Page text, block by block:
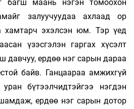
багш маань нэгэн томоохон
за­луучуудаа ахлаад ор
хам­тарч эхэлсэн юм. Тэр үед
үзэсгэлэн гаргах хүсэлт
давчуу, ердөө нэг сарын дараа
байв. Ганцаараа амжихгүй
бүтээлчидтэйгээ нэгдэн
ердөө нэг сарын дотор